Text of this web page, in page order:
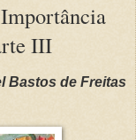
III
Bastos de Freitas